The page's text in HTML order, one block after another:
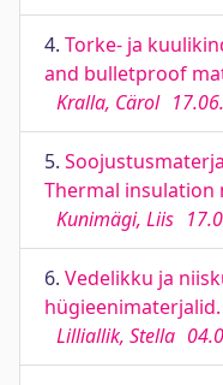
4. Torke- ja
and bulletproof
Kralla, Cärol
5.
Thermal
Kunimägi, Liis
6. Vedelikku ja
Lilliallik, Stella